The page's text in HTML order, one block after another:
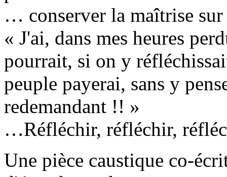
… conserver la maîtrise
« J'ai, dans mes heures
pourrait, si on y
peuple payerai, sans y
redemandant !! »
…Réfléchir, réfléchir,
Une pièce caustique co-